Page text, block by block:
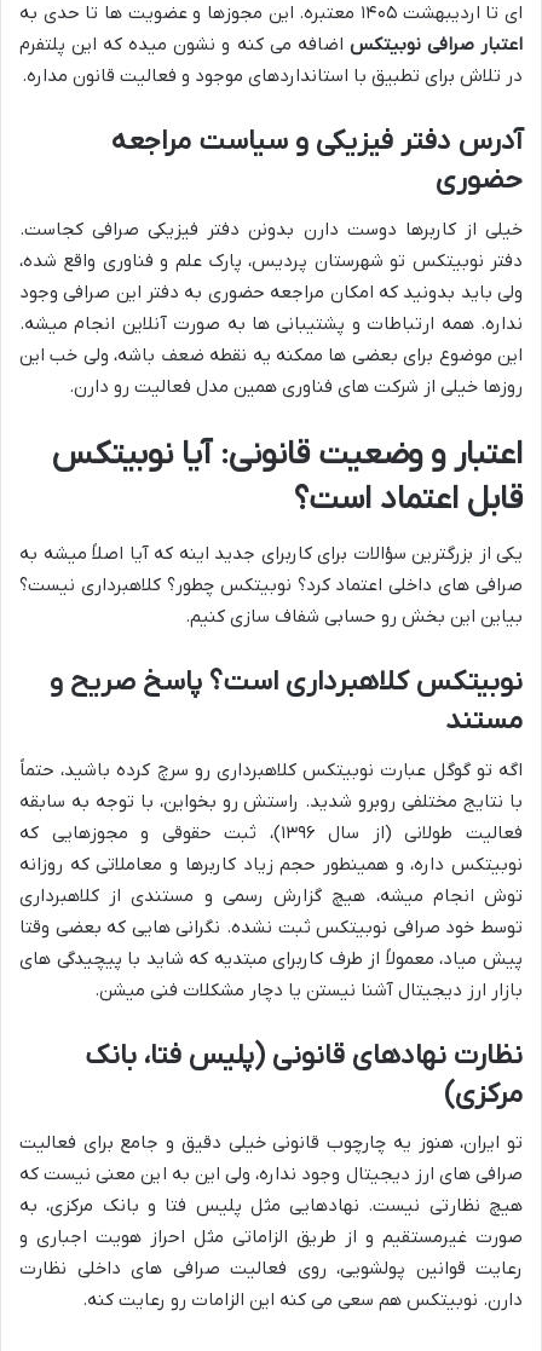
ای تا اردیبهشت ۱۴۰۵ معتبره. این مجوزها و عضویت ها تا حدی به
اعتبار صرافی نوبیتکس اضافه می کنه و نشون میده که این پلتفرم
در تلاش برای تطبیق با استانداردهای موجود و فعالیت قانون مداره.
آدرس دفتر فیزیکی و سیاست مراجعه
حضوری
خیلی از کاربرها دوست دارن بدونن دفتر فیزیکی صرافی کجاست.
دفتر نوبیتکس تو شهرستان پردیس، پارک علم و فناوری واقع شده،
ولی باید بدونید که امکان مراجعه حضوری به دفتر این صرافی وجود
نداره. همه ارتباطات و پشتیبانی ها به صورت آنلاین انجام میشه.
این موضوع برای بعضی ها ممکنه یه نقطه ضعف باشه، ولی خب این
روزها خیلی از شرکت های فناوری همین مدل فعالیت رو دارن.
اعتبار و وضعیت قانونی: آیا نوبیتکس
قابل اعتماد است؟
یکی از بزرگترین سؤالات برای کاربرای جدید اینه که آیا اصلاً میشه به
صرافی های داخلی اعتماد کرد؟ نوبیتکس چطور؟ کلاهبرداری نیست؟
بیاین این بخش رو حسابی شفاف سازی کنیم.
نوبیتکس کلاهبرداری است؟ پاسخ صریح و
مستند
اگه تو گوگل عبارت نوبیتکس کلاهبرداری رو سرچ کرده باشید، حتماً
با نتایج مختلفی روبرو شدید. راستش رو بخواین، با توجه به سابقه
فعالیت طولانی (از سال ۱۳۹۶)، ثبت حقوقی و مجوزهایی که
نوبیتکس داره، و همینطور حجم زیاد کاربرها و معاملاتی که روزانه
توش انجام میشه، هیچ گزارش رسمی و مستندی از کلاهبرداری
توسط خود صرافی نوبیتکس ثبت نشده. نگرانی هایی که بعضی وقتا
پیش میاد، معمولاً از طرف کاربرای مبتدیه که شاید با پیچیدگی های
بازار ارز دیجیتال آشنا نیستن یا دچار مشکلات فنی میشن.
نظارت نهادهای قانونی (پلیس فتا، بانک
مرکزی)
تو ایران، هنوز یه چارچوب قانونی خیلی دقیق و جامع برای فعالیت
صرافی های ارز دیجیتال وجود نداره، ولی این به این معنی نیست که
هیچ نظارتی نیست. نهادهایی مثل پلیس فتا و بانک مرکزی، به
صورت غیرمستقیم و از طریق الزاماتی مثل احراز هویت اجباری و
رعایت قوانین پولشویی، روی فعالیت صرافی های داخلی نظارت
دارن. نوبیتکس هم سعی می کنه این الزامات رو رعایت کنه.